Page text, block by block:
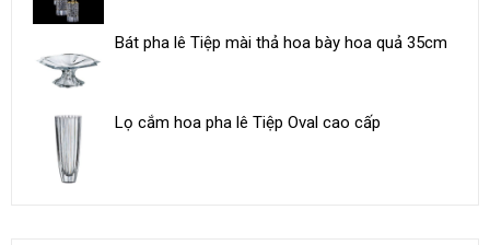
Bát pha lê Tiệp mài thả hoa bày hoa quả 35cm
Lọ cắm hoa pha lê Tiệp Oval cao cấp